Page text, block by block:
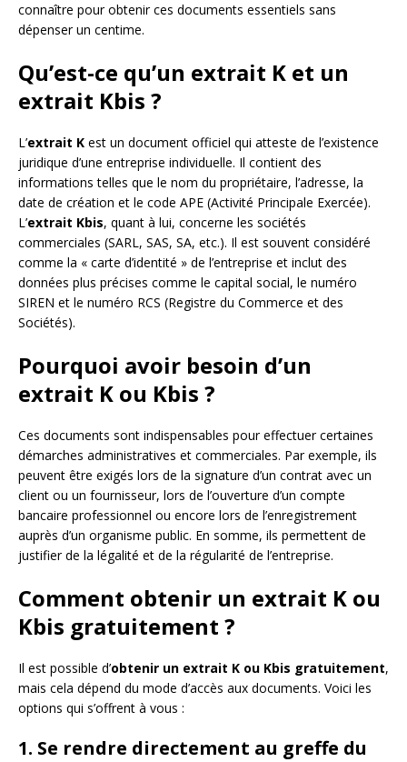
connaître pour obtenir ces documents essentiels sans
dépenser un centime.
Qu’est-ce qu’un extrait K et un
extrait Kbis ?
L’extrait K est un document officiel qui atteste de l’existence
juridique d’une entreprise individuelle. Il contient des
informations telles que le nom du propriétaire, l’adresse, la
date de création et le code APE (Activité Principale Exercée).
L’extrait Kbis, quant à lui, concerne les sociétés
commerciales (SARL, SAS, SA, etc.). Il est souvent considéré
comme la « carte d’identité » de l’entreprise et inclut des
données plus précises comme le capital social, le numéro
SIREN et le numéro RCS (Registre du Commerce et des
Sociétés).
Pourquoi avoir besoin d’un
extrait K ou Kbis ?
Ces documents sont indispensables pour effectuer certaines
démarches administratives et commerciales. Par exemple, ils
peuvent être exigés lors de la signature d’un contrat avec un
client ou un fournisseur, lors de l’ouverture d’un compte
bancaire professionnel ou encore lors de l’enregistrement
auprès d’un organisme public. En somme, ils permettent de
justifier de la légalité et de la régularité de l’entreprise.
Comment obtenir un extrait K ou
Kbis gratuitement ?
Il est possible d’obtenir un extrait K ou Kbis gratuitement,
mais cela dépend du mode d’accès aux documents. Voici les
options qui s’offrent à vous :
1. Se rendre directement au greffe du